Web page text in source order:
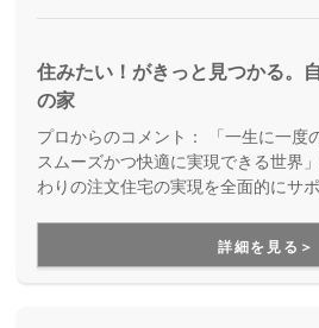
住みたい！がきっと見つかる。
の家
プロからのコメント：
スムーズかつ快適に実現できる世界
わりの注文住宅の実現を全面的にサ
耐久の安心快適な住まいづくり、暮
ンスや将来的なリフォームのことま
だけます。
詳細を見る＞